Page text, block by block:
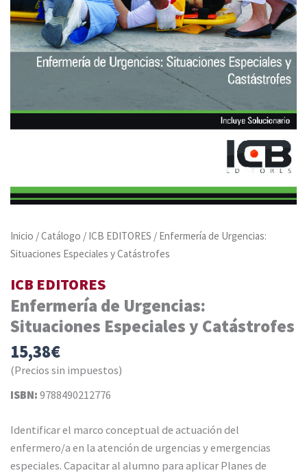
Inicio /Catálogo / ICB EDITORES / Enfermería de Urgencias:
Situaciones Especiales y Catástrofes
ICB EDITORES
Enfermería de Urgencias:
Situaciones Especiales y Catástrofes
15,38€
(Precios sin impuestos)
ISBN: 9788490212776
Identificar el marco conceptual de actuación del
enfermero/a en la atención de urgencias y emergencias
especiales. Capacitar al alumno para aplicar Planes de